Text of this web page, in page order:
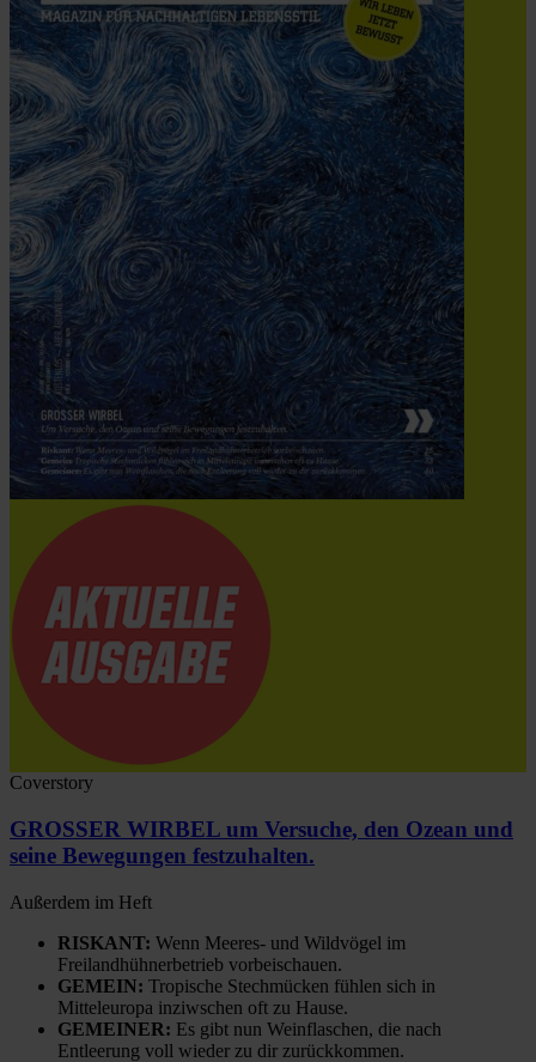
Coverstory
GROSSER WIRBEL um Versuche, den Ozean und
seine Bewegungen festzuhalten.
Außerdem im Heft
RISKANT: Wenn Meeres- und Wildvögel im
Freilandhühnerbetrieb vorbeischauen.
GEMEIN: Tropische Stechmücken fühlen sich in
Mitteleuropa inziwschen oft zu Hause.
GEMEINER: Es gibt nun Weinflaschen, die nach
Entleerung voll wieder zu dir zurückkommen.